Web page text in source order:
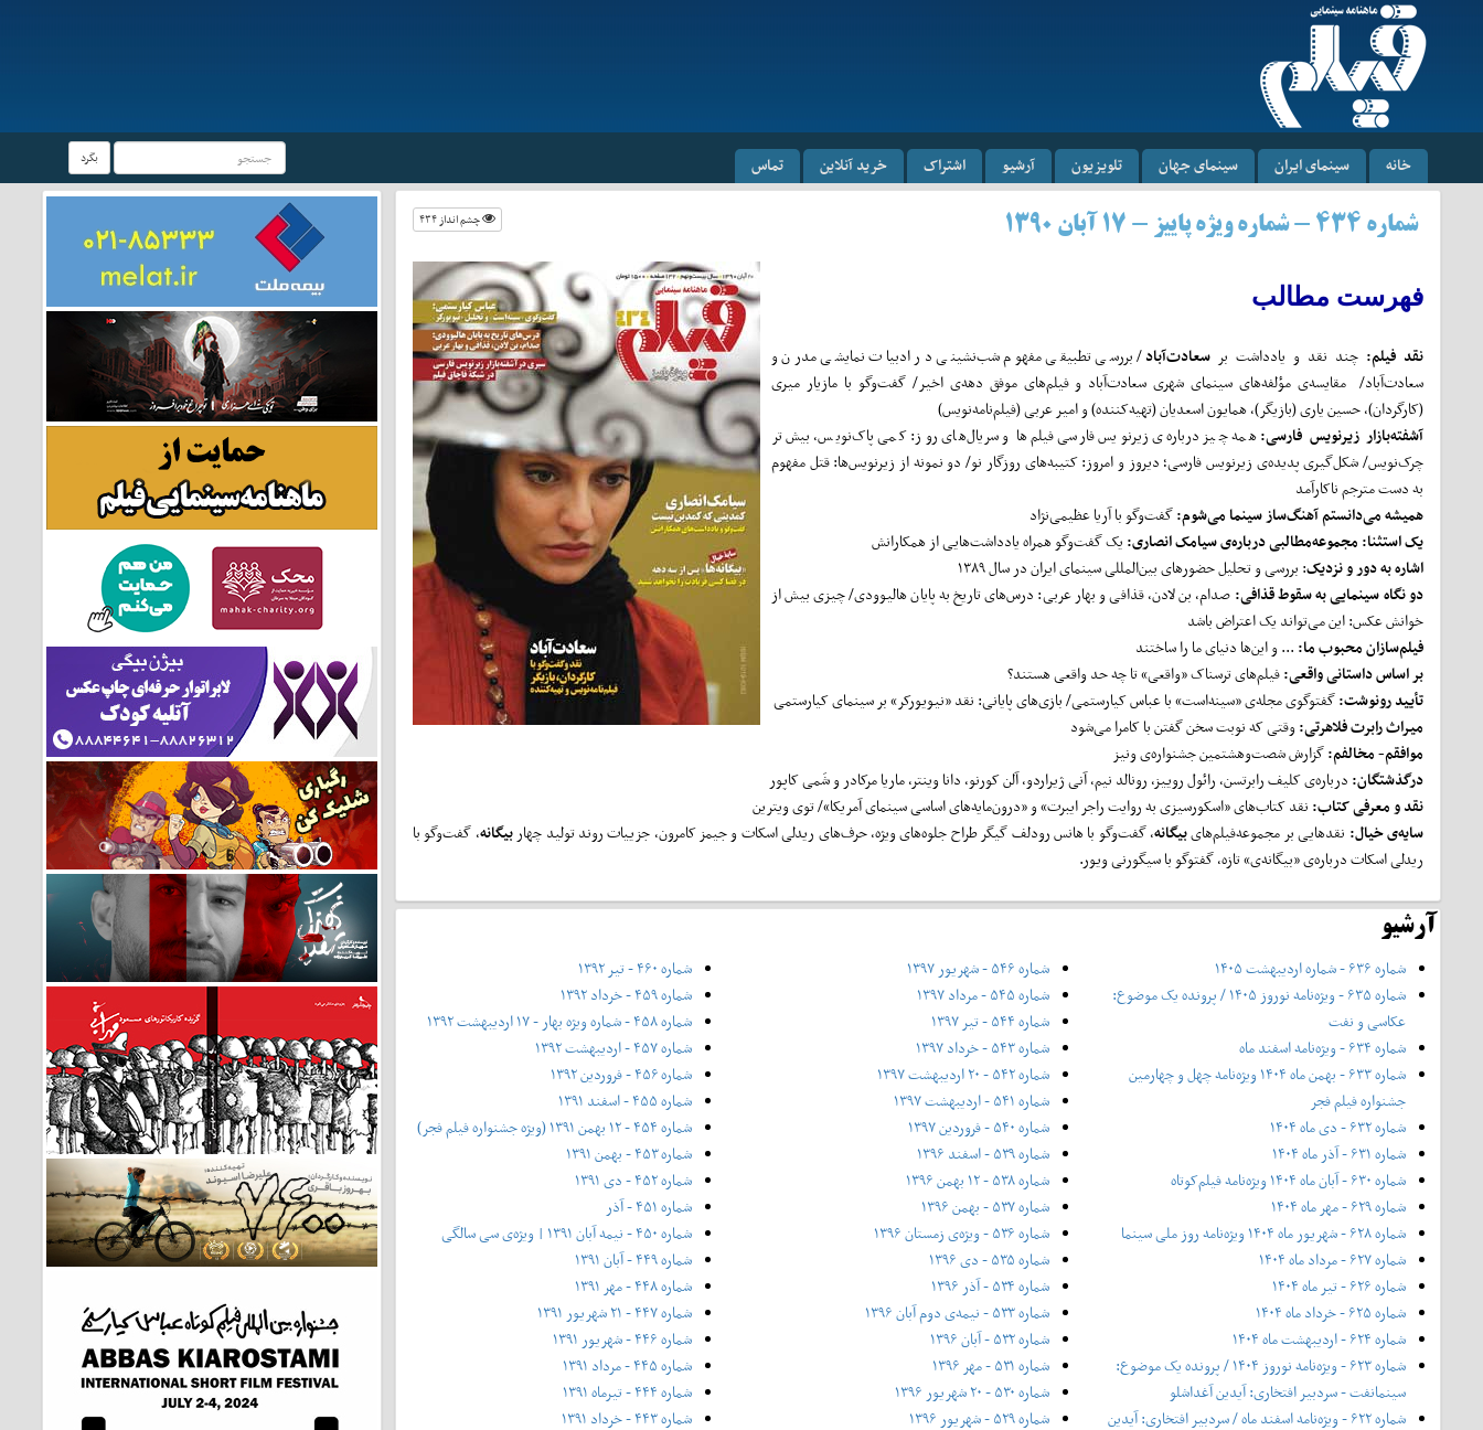
خانه سینمای ایران سینمای جهان تلویزیون آرشیو اشتراک خرید آنلاین تماس بگرد
شماره ۴۳۴ - شماره ویژه پاییز - ۱۷ آبان ۱۳۹۰
فهرست مطالب
نقد فیلم: چند نقد و یادداشت بر سعادت‌آباد/ بررسی تطبیقی مفهوم شب‌نشینی در ادبیات نمایشی مدرن و
سعادت‌آباد/ مقایسه‌ی مؤلفه‌های سینمای شهری سعادت‌آباد و فیلم‌های موفق دهه‌ی اخیر/ گفت‌وگو با مازیار میری
(کارگردان)، حسین یاری (بازیگر)، همایون اسعدیان (تهیه‌کننده) و امیر عربی (فیلم‌نامه‌نویس)
آشفته‌بازار زیرنویس فارسی:همه چیز درباره‌ی زیرنویس فارسی فیلم‌ها و سریال‌های روز: کمی پاک‌نویس، بیش‌تر
چرک‌نویس/ شکل‌گیری پدیده‌ی زیرنویس فارسی؛ دیروز و امروز: کتیبه‌های روزگار نو/ دو نمونه از زیرنویس‌ها: قتل مفهوم
به دست مترجم ناکارآمد
همیشه می‌دانستم آهنگ‌ساز سینما می‌شوم:گفت‌وگو با آریا عظیمی‌نژاد
یک استثنا: مجموعه‌مطالبی درباره‌ی سیامک انصاری: یک گفت‌وگو همراه یادداشت‌هایی از همکارانش
اشاره به دور و نزدیک: بررسی و تحلیل حضورهای بین‌المللی سینمای ایران در سال ۱۳۸۹
دو نگاه سینمایی به سقوط قذافی: صدام، بن لادن،‌ قذافی و بهار عربی: درس‌های تاریخ به پایان هالیوودی/ چیزی بیش از
خوانش عکس: این می‌تواند یک اعتراض باشد
فیلم‌سازان محبوب ما: ... و این‌ها دنیای ما را ساختند
بر اساس داستانی واقعی:فیلم‌های ترسناک «واقعی» تا چه حد واقعی‌ هستند؟
تأیید رونوشت:گفتوگوی مجله‌ی «سینه‌است» با عباس کیارستمی/ بازی‌های پایانی: نقد «نیویورکر» بر سینمای کیارستمی
میراث رابرت فلاهرتی: وقتی که نوبت سخن گفتن با کامرا می‌شود
موافقم- مخالفم:گزارش شصت‌وهشتمین جشنواره‌ی ونیز
درگذشتگان: درباره‌ی کلیف رابرتسن، رائول روییز، رونالد نیم، آنی ژیراردو، آلن کورنو، دانا وینتر، ماریا مرکادر و شَمی کاپور
نقد و معرفی کتاب: نقد کتاب‌های «اسکورسیزی به روایت راجر ایبرت» و «درون‌مایه‌های اساسی سینمای آمریکا»/ توی ویترین
سایه‌ی خیال: نقدهایی بر مجموعه‌فیلم‌هایبیگانه، گفت‌وگو با هانس رودلف گیگر طراح جلوه‌های ویژه، حرف‌های ریدلی اسکات و جیمز کامرون، جزییات روند تولید چهاربیگانه، گفت‌وگو با
ریدلی اسکات درباره‌ی «بیگانه‌ی» تازه، گفتوگو با سیگورنی ویور.
آرشیو
شماره ۶۳۶ - شماره اردیبهشت ۱۴۰۵
شماره ۶۳۵ - ویژه‌نامه نوروز ۱۴۰۵ / پرونده یک موضوع:
عکاسی و نفت
شماره ۶۳۴ - ویژه‌نامه اسفند ماه
شماره ۶۳۳ - بهمن ماه ۱۴۰۴ ویژه‌نامه چهل‌ و‌ چهارمین
جشنواره فیلم فجر
شماره ۶۳۲ - دی ماه ۱۴۰۴
شماره ۶۳۱ - آذر ماه ۱۴۰۴
شماره ۶۳۰ - آبان ماه ۱۴۰۴ ویژه‌نامه فیلم‌کوتاه
شماره ۶۲۹ - مهر ماه ۱۴۰۴
شماره ۶۲۸ - شهریور ماه ۱۴۰۴ ویژه‌نامه روز ملی سینما
شماره ۶۲۷ - مرداد ماه ۱۴۰۴
شماره ۶۲۶ - تیر ماه ۱۴۰۴
شماره ۶۲۵ - خرداد ماه ۱۴۰۴
شماره ۶۲۴ - اردیبهشت ماه ۱۴۰۴
شماره ۶۲۳ - ویژه‌نامه نوروز ۱۴۰۴ / پرونده یک موضوع:
سینمانفت - سردبیر افتخاری: آیدین آغداشلو
شماره ۶۲۲ - ویژه‌نامه اسفند ماه / سردبیر افتخاری: آیدین
شماره ۵۴۶ - شهریور ۱۳۹۷
شماره ۵۴۵ - مرداد ۱۳۹۷
شماره ۵۴۴ - تیر ۱۳۹۷
شماره ۵۴۳ - خرداد ۱۳۹۷
شماره ۵۴۲ - ۲۰ اردیبهشت ۱۳۹۷
شماره ۵۴۱ - اردیبهشت ۱۳۹۷
شماره ۵۴۰ - فروردین ۱۳۹۷
شماره ۵۳۹ - اسفند ۱۳۹۶
شماره ۵۳۸ - ۱۲ بهمن ۱۳۹۶
شماره ۵۳۷ - بهمن ۱۳۹۶
شماره ۵۳۶ - ویژه‌ی زمستان ۱۳۹۶
شماره ۵۳۵ - دی ۱۳۹۶
شماره ۵۳۴ - آذر ۱۳۹۶
شماره ۵۳۳ - نیمه‌ی دوم آبان ۱۳۹۶
شماره ۵۳۲ - آبان ۱۳۹۶
شماره ۵۳۱ - مهر ۱۳۹۶
شماره ۵۳۰ - ۲۰ شهریور ۱۳۹۶
شماره ۵۲۹ - شهریور ۱۳۹۶
شماره ۴۶۰ - تیر ۱۳۹۲
شماره ۴۵۹ - خرداد ۱۳۹۲
شماره ۴۵۸ - شماره ویژه بهار - ۱۷ اردیبهشت ۱۳۹۲
شماره ۴۵۷ - اردیبهشت ۱۳۹۲
شماره ۴۵۶ - فروردین ۱۳۹۲
شماره ۴۵۵ - اسفند ۱۳۹۱
شماره ۴۵۴ - ۱۲ بهمن ۱۳۹۱ (ویژه جشنواره فیلم فجر)
شماره ۴۵۳ - بهمن ۱۳۹۱
شماره ۴۵۲ - دی ۱۳۹۱
شماره ۴۵۱ - آذر
شماره ۴۵۰ - نیمه آبان ۱۳۹۱ | ویژه‌ی سی سالگی
شماره ۴۴۹ - آبان ۱۳۹۱
شماره ۴۴۸ - مهر ۱۳۹۱
شماره ۴۴۷ - ۲۱ شهریور ۱۳۹۱
شماره ۴۴۶ - شهریور ۱۳۹۱
شماره ۴۴۵ - مرداد ۱۳۹۱
شماره ۴۴۴ - تیر‌ماه ۱۳۹۱
شماره ۴۴۳ - خرداد ۱۳۹۱